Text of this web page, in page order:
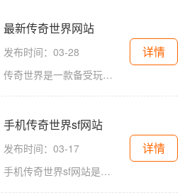
最新传奇世界网站
发布时间：03-28
传奇世界是一款备受玩家喜爱的多人在线角色扮演游戏，以其自由度高、战斗刺激等特点而广受欢迎。最新的传奇世界网站为玩家提供了更多优化和全新的游戏内容，为玩家带来更好的
详情
手机传奇世界sf网站
发布时间：03-17
手机传奇世界sf网站是一款备受玩家追捧的手机游戏，以其精彩的游戏剧情和多样的玩法而广受好评。无论是喜欢PK的玩家还是喜欢探索的冒险家，这款游戏都能满足他们的需求。接下来
详情